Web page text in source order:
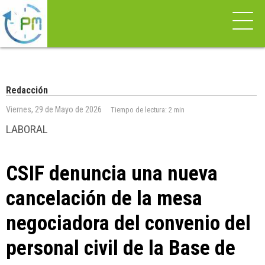
Redacción
Viernes, 29 de Mayo de 2026 Tiempo de lectura: 2 min
LABORAL
CSIF denuncia una nueva
cancelación de la mesa
negociadora del convenio del
personal civil de la Base de